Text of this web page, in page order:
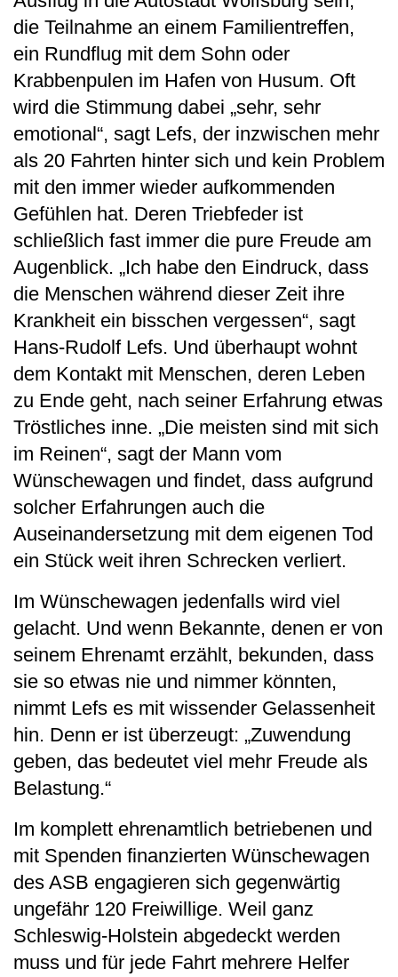
die Teilnahme an einem Familientreffen,
ein Rundflug mit dem Sohn oder
Krabbenpulen im Hafen von Husum. Oft
wird die Stimmung dabei „sehr, sehr
emotional“, sagt Lefs, der inzwischen mehr
als 20 Fahrten hinter sich und kein Problem
mit den immer wieder aufkommenden
Gefühlen hat. Deren Triebfeder ist
schließlich fast immer die pure Freude am
Augenblick. „Ich habe den Eindruck, dass
die Menschen während dieser Zeit ihre
Krankheit ein bisschen vergessen“, sagt
Hans-Rudolf Lefs. Und überhaupt wohnt
dem Kontakt mit Menschen, deren Leben
zu Ende geht, nach seiner Erfahrung etwas
Tröstliches inne. „Die meisten sind mit sich
im Reinen“, sagt der Mann vom
Wünschewagen und findet, dass aufgrund
solcher Erfahrungen auch die
Auseinandersetzung mit dem eigenen Tod
ein Stück weit ihren Schrecken verliert.
Im Wünschewagen jedenfalls wird viel
gelacht. Und wenn Bekannte, denen er von
seinem Ehrenamt erzählt, bekunden, dass
sie so etwas nie und nimmer könnten,
nimmt Lefs es mit wissender Gelassenheit
hin. Denn er ist überzeugt: „Zuwendung
geben, das bedeutet viel mehr Freude als
Belastung.“
Im komplett ehrenamtlich betriebenen und
mit Spenden finanzierten Wünschewagen
des ASB engagieren sich gegenwärtig
ungefähr 120 Freiwillige. Weil ganz
Schleswig-Holstein abgedeckt werden
muss und für jede Fahrt mehrere Helfer